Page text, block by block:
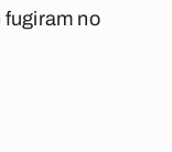
fugiram no